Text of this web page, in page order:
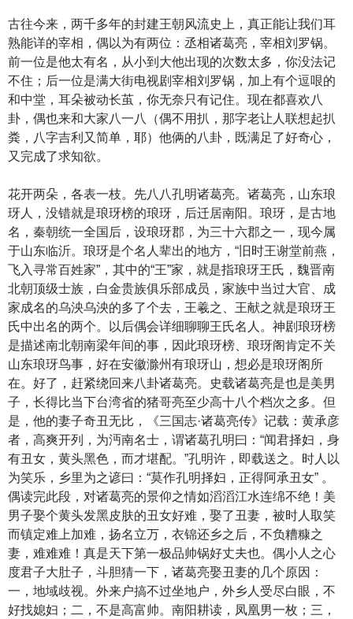
古往今来，两千多年的封建王朝风流史上，真正能让我们耳
熟能详的宰相，偶以为有两位：丞相诸葛亮，宰相刘罗锅。
前一位是他太有名，从小到大他出现的次数太多，你没法记
不住；后一位是满大街电视剧宰相刘罗锅，加上有个逗哏的
和中堂，耳朵被动长茧，你无奈只有记住。现在都喜欢八
卦，偶也来和大家八一八（偶不用扒，那字老让人联想起扒
粪，八字吉利又简单，耶）他俩的八卦，既满足了好奇心，
又完成了求知欲。
花开两朵，各表一枝。先八八孔明诸葛亮。诸葛亮，山东琅
玡人，没错就是琅玡榜的琅玡，后迁居南阳。琅玡，是古地
名，秦朝统一全国后，设琅玡郡，为三十六郡之一，现今属
于山东临沂。琅玡是个名人辈出的地方，“旧时王谢堂前燕，
飞入寻常百姓家”，其中的“王”家，就是指琅玡王氏，魏晋南
北朝顶级士族，白金贵族俱乐部成员，家族中当过大官、成
家成名的乌泱乌泱的多了个去，王羲之、王献之就是琅玡王
氏中出名的两个。以后偶会详细聊聊王氏名人。神剧琅玡榜
是描述南北朝南梁年间的事，因此琅玡榜、琅玡阁肯定不关
山东琅玡鸟事，好在安徽滁州有琅玡山，想必是琅玡阁所
在。好了，赶紧绕回来八卦诸葛亮。史载诸葛亮是也是美男
子，长得比当下台湾省的猪哥亮至少高十八个档次之多。但
是，他的妻子奇丑无比，《三国志·诸葛亮传》记载：黄承彦
者，高爽开列，为沔南名士，谓诸葛孔明曰：“闻君择妇，身
有丑女，黄头黑色，而才堪配。”孔明许，即载送之。时人以
为笑乐，乡里为之谚曰：“莫作孔明择妇，正得阿承丑女” 。
偶读完此段，对诸葛亮的景仰之情如滔滔江水连绵不绝！美
男子娶个黄头发黑皮肤的丑女好难，娶了丑妻，被时人取笑
而镇定难上加难，扬名立万，衣锦还乡之后，不负糟糠之
妻，难难难！真是天下第一极品帅锅好丈夫也。偶小人之心
度君子大肚子，斗胆猜一下，诸葛亮娶丑妻的几个原因：
一，地域歧视。外来户搞不过坐地户，外乡人受尽白眼，不
好找媳妇；二，不是高富帅。南阳耕读，凤凰男一枚；三，